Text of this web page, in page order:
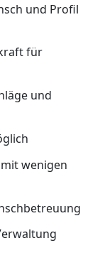
und Profil
für
und
wenigen